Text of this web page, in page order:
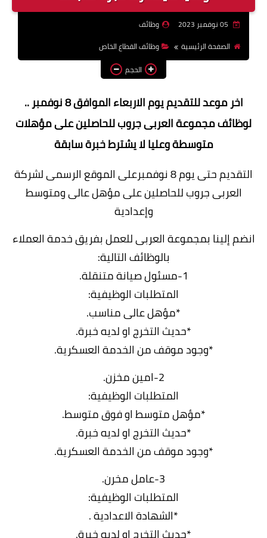
وظائف
الصفحة الرئيسية
وظائف القطاع الخاص
الحجم
اخر موعد للتقديم يوم الاربعاء الموافق 8 نوفمبر ..
لوظائف مجموعة العربى جروب للحاصلين على مؤهلات
متوسطة وعليا لا يشترط خبرة سابقة
التقديم حتى يوم 8 نوفمبرعلى الموقع الرسمى لشركة
العربى جروب للحاصلين على مؤهل عالى ومتوسط
وإعدادية
انضم إلينا بمجموعة العربى للعمل بفريق خدمة العملاء
بالوظائف التالية:
1-مسئول صيانة متنقلة.
المتطلبات الوظيفية:
*مؤهل عالى مناسب.
*حديث التخرج او لديه خبرة.
*وجود موقف من الخدمة العسكرية.
2-امين مخزن.
المتطلبات الوظيفية:
*مؤهل متوسط او فوق متوسط.
*حديث التخرج او لديه خبرة.
*وجود موقف من الخدمة العسكرية.
3-عامل مخرن.
المتطلبات الوظيفية:
*الشهادة الاعدادية .
*حديث التخرج او لديه خبرة.